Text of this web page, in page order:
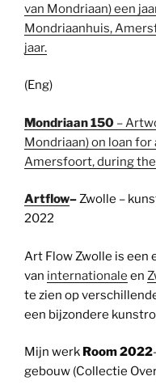
van Mondriaan) een
Mondriaanhuis,
jaar.
(Eng)
Mondriaan 150 –
Mondriaan) on loan
Amersfoort, during
Artflow–Zwolle –
2022
Art Flow Zwolle is een
van internationale en
te zien op
een bijzondere
Mijn werk Room 2022
gebouw (Collectie